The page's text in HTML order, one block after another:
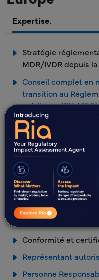
Expertise.
Stratégie
MDR/IVDR depuis
Conseil complet en
transition au
médicaux (EU-MDR)
Conseil complet en
transition pour le
dispositifs
IVDR).
Services de
produits
Conformité et
ISO 14971:2019
Conformité et
Représentant
Personne